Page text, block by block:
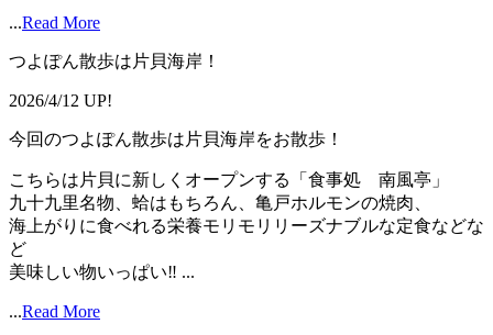
...Read More
つよぽん散歩は片貝海岸！
2026/4/12 UP!
今回のつよぽん散歩は片貝海岸をお散歩！
こちらは片貝に新しくオープンする「食事処 南風亭」
九十九里名物、蛤はもちろん、亀戸ホルモンの焼肉、
海上がりに食べれる栄養モリモリリーズナブルな定食などな
ど
美味しい物いっぱい‼️ ...
...Read More